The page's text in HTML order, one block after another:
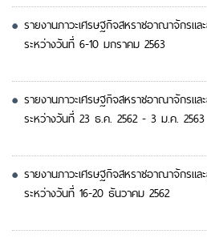
รายงานภาวะเศรษฐกิจสหราชอาณาจักรแ
ระหว่างวันที่ 6-10 มกราคม 2563
รายงานภาวะเศรษฐกิจสหราชอาณาจักรแ
ระหว่างวันที่ 23 ธ.ค. 2562 - 3 ม.ค. 2563
รายงานภาวะเศรษฐกิจสหราชอาณาจักรแ
ระหว่างวันที่ 16-20 ธันวาคม 2562